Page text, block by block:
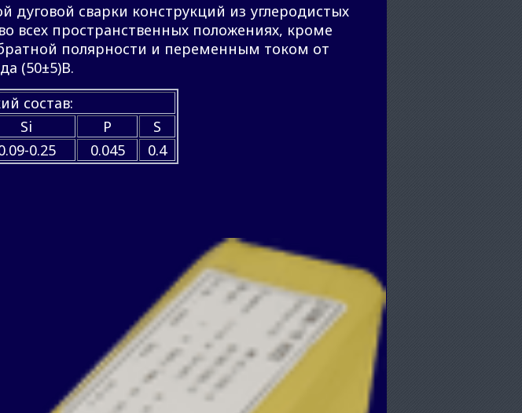
сварки конструкций из углеродистых
всех пространственных положениях, кроме
полярности и переменным током от
(50±5)В.
состав:
Si P
S
0.25 0.045 0.4